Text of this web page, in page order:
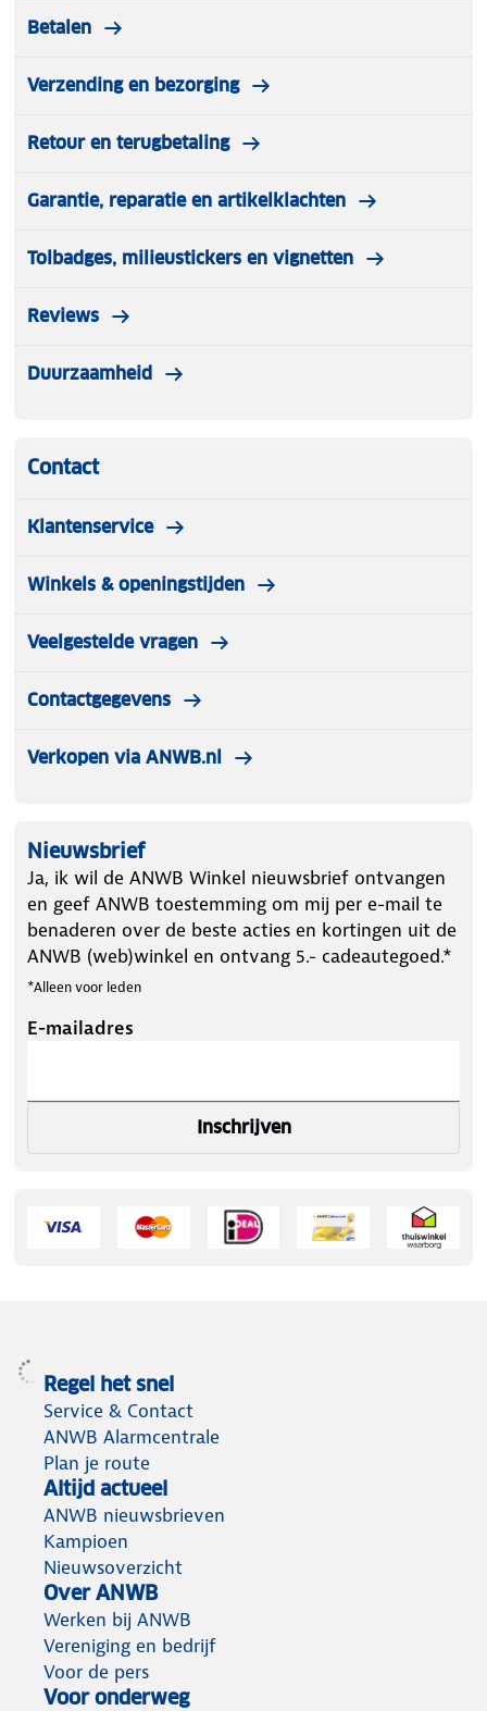
Betalen
Verzending en bezorging
Retour en terugbetaling
Garantie, reparatie en artikelklachten
Tolbadges, milieustickers en vignetten
Reviews
Duurzaamheid
Contact
Klantenservice
Winkels & openingstijden
Veelgestelde vragen
Contactgegevens
Verkopen via ANWB.nl
Nieuwsbrief
Ja, ik wil de ANWB Winkel nieuwsbrief ontvangen
en geef ANWB toestemming om mij per e-mail te
benaderen over de beste acties en kortingen uit de
ANWB (web)winkel en ontvang 5.- cadeautegoed.*
*Alleen voor leden
E-mailadres
Inschrijven
Regel het snel
Service & Contact
ANWB Alarmcentrale
Plan je route
Altijd actueel
ANWB nieuwsbrieven
Kampioen
Nieuwsoverzicht
Over ANWB
Werken bij ANWB
Vereniging en bedrijf
Voor de pers
Voor onderweg